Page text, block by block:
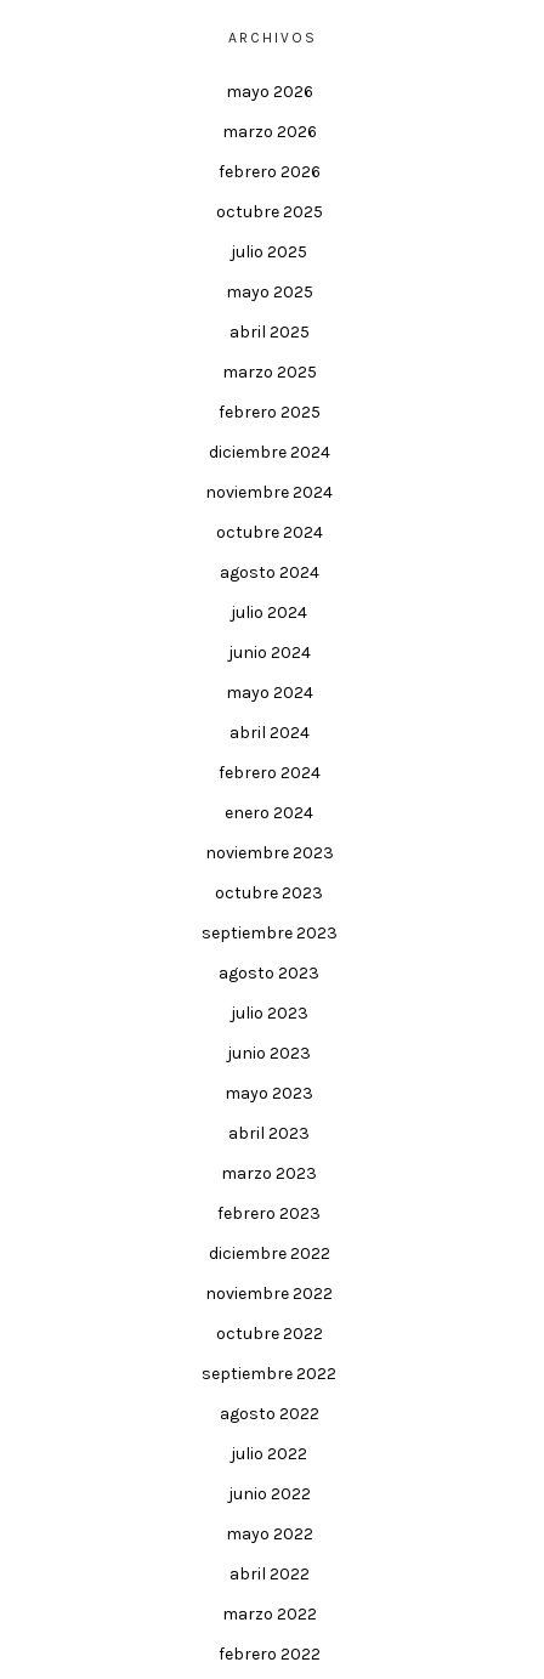
ARCHIVOS
mayo 2026
marzo 2026
febrero 2026
octubre 2025
julio 2025
mayo 2025
abril 2025
marzo 2025
febrero 2025
diciembre 2024
noviembre 2024
octubre 2024
agosto 2024
julio 2024
junio 2024
mayo 2024
abril 2024
febrero 2024
enero 2024
noviembre 2023
octubre 2023
septiembre 2023
agosto 2023
julio 2023
junio 2023
mayo 2023
abril 2023
marzo 2023
febrero 2023
diciembre 2022
noviembre 2022
octubre 2022
septiembre 2022
agosto 2022
julio 2022
junio 2022
mayo 2022
abril 2022
marzo 2022
febrero 2022